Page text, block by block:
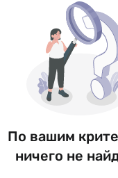
По вашим
ничего не